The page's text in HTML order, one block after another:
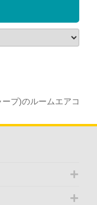
プ)のルームエアコ